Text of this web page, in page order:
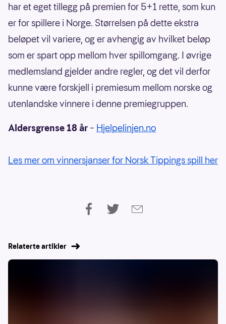
har et eget tillegg på premien for 5+1 rette, som kun
er for spillere i Norge. Størrelsen på dette ekstra
beløpet vil variere, og er avhengig av hvilket beløp
som er spart opp mellom hver spillomgang. I øvrige
medlemsland gjelder andre regler, og det vil derfor
kunne være forskjell i premiesum mellom norske og
utenlandske vinnere i denne premiegruppen.
Aldersgrense 18 år – Hjelpelinjen.no
Les mer om vinnersjanser for Norsk Tippings spill her
Relaterte artikler